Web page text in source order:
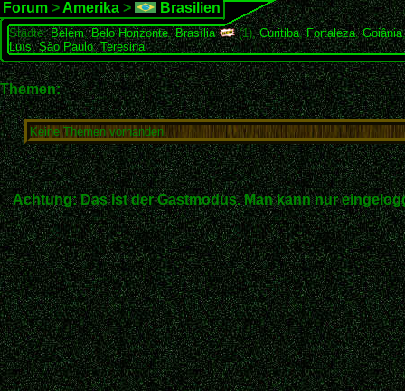
Forum > Amerika > Brasilien
Städte:Belém,Belo Horizonte,Brasília (1),Curitiba,Fortaleza,Goiânia
Luís,São Paulo,Teresina
Themen:
Keine Themen vorhanden.
Achtung: Das ist der Gastmodus. Man kann nur